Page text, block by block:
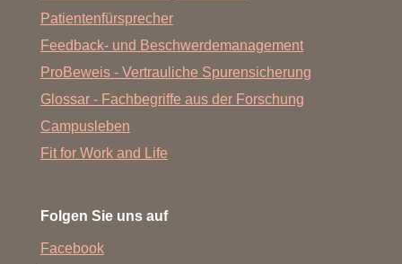
Patientenfürsprecher
Feedback- und Beschwerdemanagement
ProBeweis - Vertrauliche Spurensicherung
Glossar - Fachbegriffe aus der Forschung
Campusleben
Fit for Work and Life
Folgen Sie uns auf
Facebook